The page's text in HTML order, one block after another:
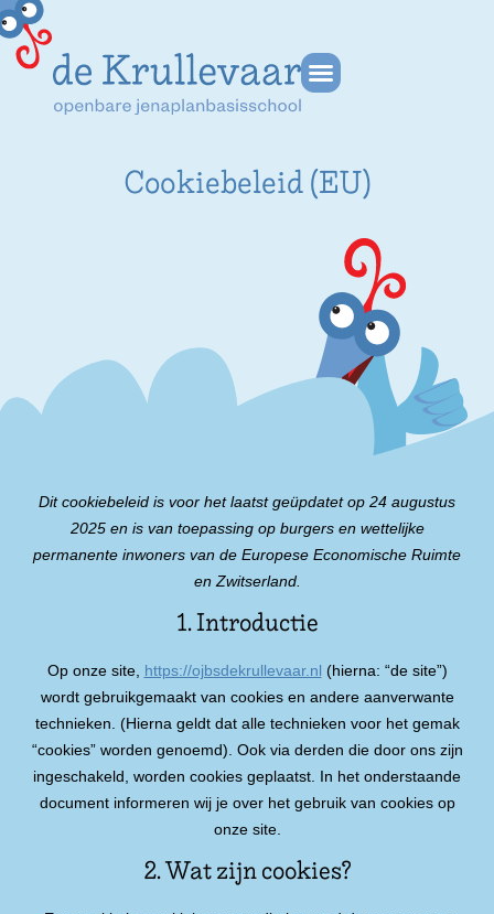
Cookiebeleid (EU)
Dit cookiebeleid is voor het laatst geüpdatet op 24 augustus
2025 en is van toepassing op burgers en wettelijke
permanente inwoners van de Europese Economische Ruimte
en Zwitserland.
1. Introductie
Op onze site, https://ojbsdekrullevaar.nl (hierna: “de site”)
wordt gebruikgemaakt van cookies en andere aanverwante
technieken. (Hierna geldt dat alle technieken voor het gemak
“cookies” worden genoemd). Ook via derden die door ons zijn
ingeschakeld, worden cookies geplaatst. In het onderstaande
document informeren wij je over het gebruik van cookies op
onze site.
2. Wat zijn cookies?